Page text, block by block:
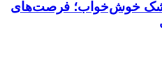
تشک خوش‌خواب؛ فرصت‌های